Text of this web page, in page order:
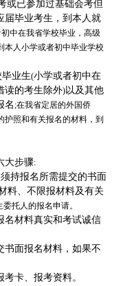
或已参加过基础会考但
届毕业考生，到本人就
中在我省学校毕业，高级
本人小学或者初中毕业学校
业生(小学或者初中在
读的考生除外)以及其他
名 ;在我省定居的外国侨
护照和有关报名的材料，到
大步骤:
持报名所需提交的书面
料、不限报材料及有关
托人的报名申请。
材料真实和考试诚信
面报名材料，如果不
卡、报考资料。